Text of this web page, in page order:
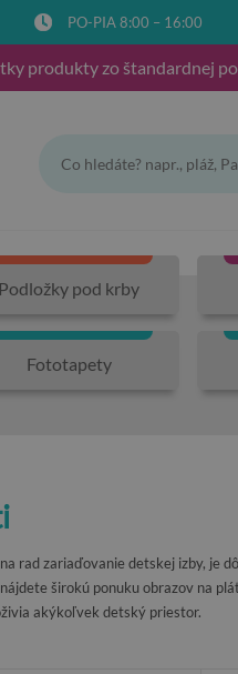
PO-PIA 8:00 – 16:00
produkty zo štandardnej
Podložky pod krby
Fototapety
rad zariaďovanie detskej izby, je
širokú ponuku obrazov na
akýkoľvek detský priestor.